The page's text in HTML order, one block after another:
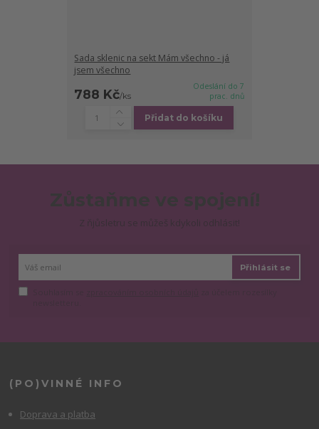
Sada sklenic na sekt Mám všechno - já
jsem všechno
788 Kč/ks
Odeslání do 7
prac. dnů
Přidat do košíku
Přihlásit se
(PO)VINNÉ INFO
Doprava a platba